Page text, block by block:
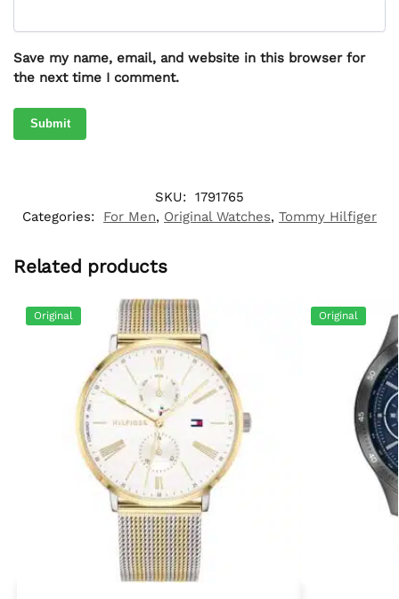
Save my name, email, and website in this browser for
the next time I comment.
SKU: 1791765
Categories:
For Men, Original Watches, Tommy Hilfiger
Related products
Original Original